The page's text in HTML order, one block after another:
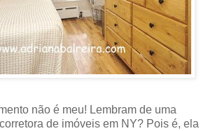
não é meu! Lembram de uma
de imóveis em NY? Pois é, ela